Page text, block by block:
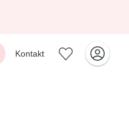
Kontakt